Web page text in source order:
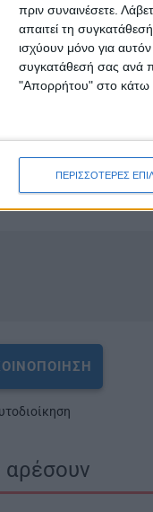
πριν συναινέσετε.
απαιτεί τη
ισχύουν μόνο για
συγκατάθεσή σας ανά
"Απορρήτου" στο κάτω
ΠΕΡΙΣΣΟΤΕΡΕΣ
Δασών
αρέσουν